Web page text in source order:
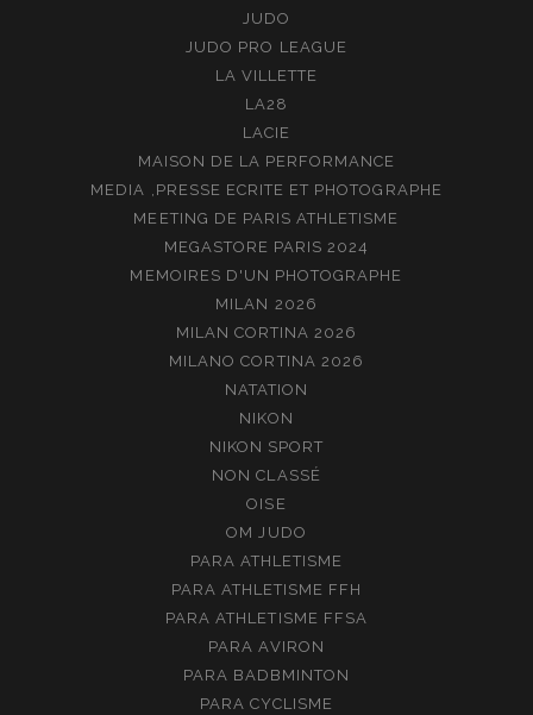
JUDO
JUDO PRO LEAGUE
LA VILLETTE
LA28
LACIE
MAISON DE LA PERFORMANCE
MEDIA ,PRESSE ECRITE ET PHOTOGRAPHE
MEETING DE PARIS ATHLETISME
MEGASTORE PARIS 2024
MEMOIRES D'UN PHOTOGRAPHE
MILAN 2026
MILAN CORTINA 2026
MILANO CORTINA 2026
NATATION
NIKON
NIKON SPORT
NON CLASSÉ
OISE
OM JUDO
PARA ATHLETISME
PARA ATHLETISME FFH
PARA ATHLETISME FFSA
PARA AVIRON
PARA BADBMINTON
PARA CYCLISME